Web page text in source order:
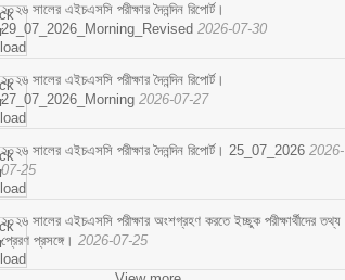
২০২৬ সালের এইচএসসি পরীক্ষার দৈনন্দিন রিপোর্ট।
29_07_2026_Morning_Revised 2026-07-30
২০২৬ সালের এইচএসসি পরীক্ষার দৈনন্দিন রিপোর্ট।
27_07_2026_Morning 2026-07-27
২০২৬ সালের এইচএসসি পরীক্ষার দৈনন্দিন রিপোর্ট। 25_07_2026 2026-
07-25
২০২৬ সালের এইচএসসি পরীক্ষার অংশগ্রহণ করতে ইচ্ছুক পরীক্ষার্থীদের তথ্য
প্রেরণ প্রসঙ্গে। 2026-07-25